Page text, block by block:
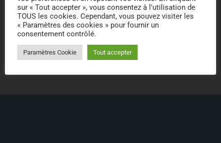
Thierry Ardisson : Le roi de la provoc est
parti
sur « Tout accepter », vous consentez à l'utilisation de
TOUS les cookies. Cependant, vous pouvez visiter les
« Paramètres des cookies » pour fournir un
consentement contrôlé.
Paramètres Cookie Tout accepter